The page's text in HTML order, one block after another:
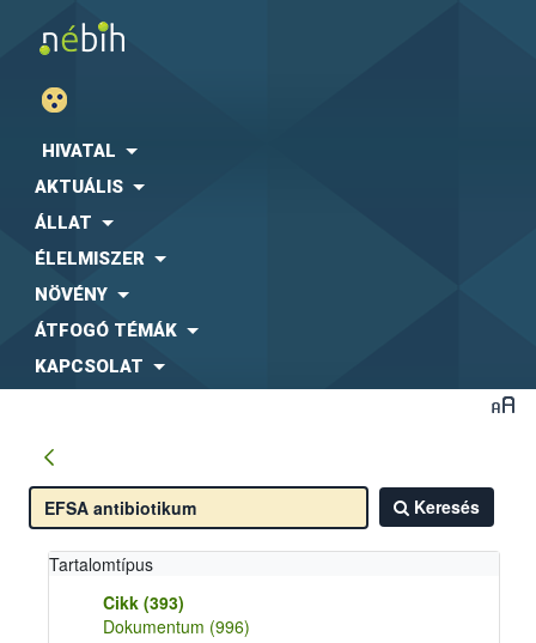
HIVATAL
AKTUÁLIS
ÁLLAT
ÉLELMISZER
NÖVÉNY
ÁTFOGÓ TÉMÁK
KAPCSOLAT
Keresés
Tartalomtípus
Cikk (393)
Dokumentum (996)